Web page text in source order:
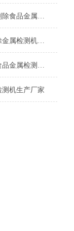
皮带输送鸭腿自动剔除食品金属检测机产品简介
食品高精度称重剔除金属检测机上海厂家
袋装鱼干皮带输送食品金属检测机产品介绍
机生产厂家